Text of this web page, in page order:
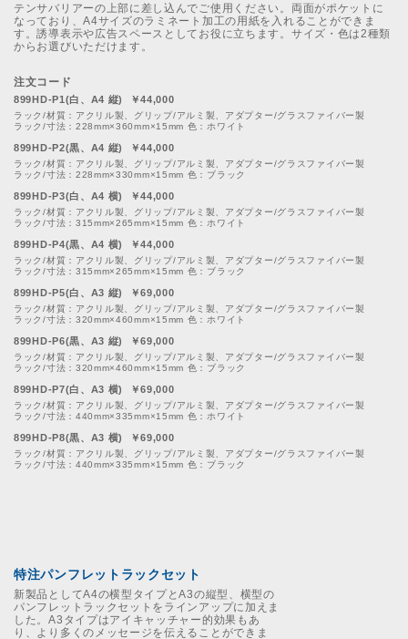
テンサバリアーの上部に差し込んでご使用ください。両面がポケットに
なっており、A4サイズのラミネート加工の用紙を入れることができま
す。誘導表示や広告スペースとしてお役に立ちます。サイズ・色は2種類
からお選びいただけます。
注文コード
899HD-P1(白、A4 縦) ￥44,000
ラック/材質：アクリル製、グリップ/アルミ製、アダプター/グラスファイバー製
ラック/寸法：228mm×360mm×15mm 色：ホワイト
899HD-P2(黒、A4 縦) ￥44,000
ラック/材質：アクリル製、グリップ/アルミ製、アダプター/グラスファイバー製
ラック/寸法：228mm×330mm×15mm 色：ブラック
899HD-P3(白、A4 横) ￥44,000
ラック/材質：アクリル製、グリップ/アルミ製、アダプター/グラスファイバー製
ラック/寸法：315mm×265mm×15mm 色：ホワイト
899HD-P4(黒、A4 横) ￥44,000
ラック/材質：アクリル製、グリップ/アルミ製、アダプター/グラスファイバー製
ラック/寸法：315mm×265mm×15mm 色：ブラック
899HD-P5(白、A3 縦) ￥69,000
ラック/材質：アクリル製、グリップ/アルミ製、アダプター/グラスファイバー製
ラック/寸法：320mm×460mm×15mm 色：ホワイト
899HD-P6(黒、A3 縦) ￥69,000
ラック/材質：アクリル製、グリップ/アルミ製、アダプター/グラスファイバー製
ラック/寸法：320mm×460mm×15mm 色：ブラック
899HD-P7(白、A3 横) ￥69,000
ラック/材質：アクリル製、グリップ/アルミ製、アダプター/グラスファイバー製
ラック/寸法：440mm×335mm×15mm 色：ホワイト
899HD-P8(黒、A3 横) ￥69,000
ラック/材質：アクリル製、グリップ/アルミ製、アダプター/グラスファイバー製
ラック/寸法：440mm×335mm×15mm 色：ブラック
特注パンフレットラックセット
新製品としてA4の横型タイプとA3の縦型、横型の
パンフレットラックセットをラインアップに加えま
した。A3タイプはアイキャッチャー的効果もあ
り、より多くのメッセージを伝えることができま